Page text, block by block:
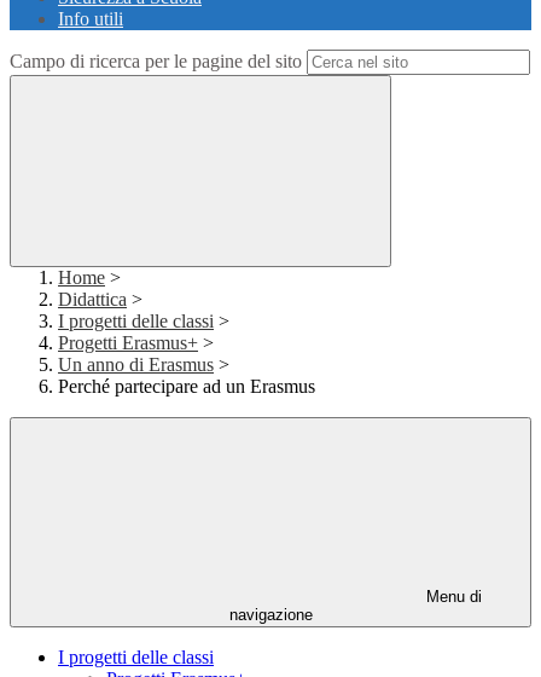
Info utili
Campo di ricerca per le pagine del sito
Home >
Didattica >
I progetti delle classi >
Progetti Erasmus+ >
Un anno di Erasmus >
Perché partecipare ad un Erasmus
Menu di
navigazione
I progetti delle classi